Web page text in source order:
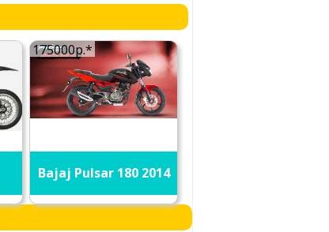
175000р.*
Bajaj Pulsar 180 2014